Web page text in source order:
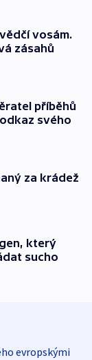
vosám.
zásahů
příběhů
svého
za krádež
který
sucho
evropskými